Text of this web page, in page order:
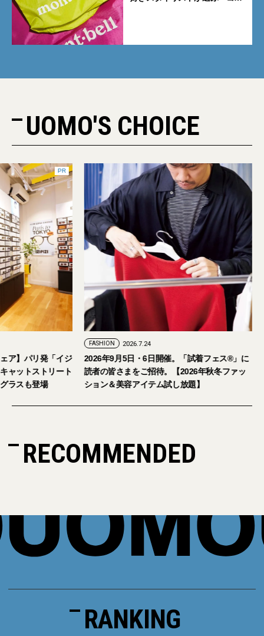
UOMO'S CHOICE
PR
のアイウェア】パリ発「イジ
旗艦店をキャットストリート
限定サングラスも登場
FASHION
2026年9月5日・6日開催。「試着フェ
読者の皆さまをご招待。【2026年秋冬
ション＆美容アイテム試し放題】
RECOMMENDED
RANKING